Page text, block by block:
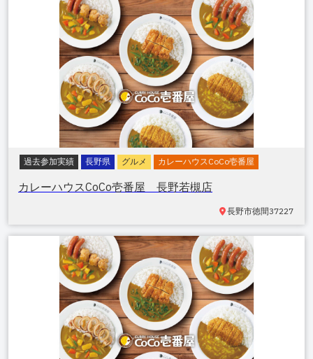
過去参加実績 長野県 グルメ カレーハウスCoCo壱番屋
カレーハウスCoCo壱番屋 長野若槻店
長野市徳間37227